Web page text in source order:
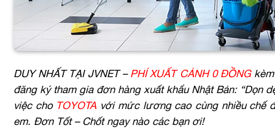
DUY NHẤT TẠI JVNET – PHÍ XUẤT CẢNH 0 ĐỒNGkèm
đăng ký tham gia đơn hàng xuất khẩu Nhật Bản: “Dọn
việc cho TOYOTA với mức lương cao cùng nhiều chế
em. Đơn Tốt – Chốt ngay nào các bạn ơi!